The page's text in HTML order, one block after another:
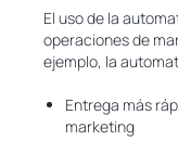
El uso de la
operaciones de
ejemplo, la
Entrega más
marketing